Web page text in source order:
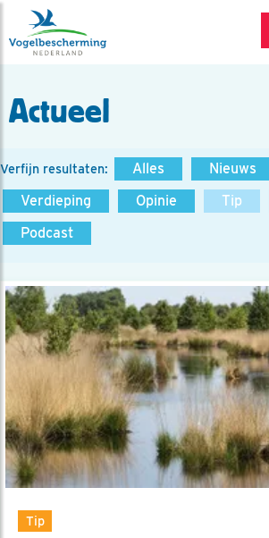
Actueel
Verfijn resultaten: Alles Nieuws
Verdieping
Opinie Tip
Podcast
Tip